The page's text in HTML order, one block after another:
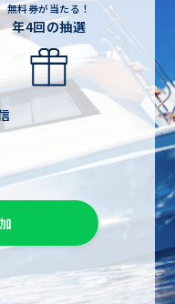
無料券が当たる！
年4回の抽選